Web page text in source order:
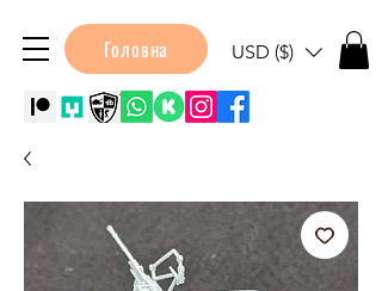
Головна USD ($)